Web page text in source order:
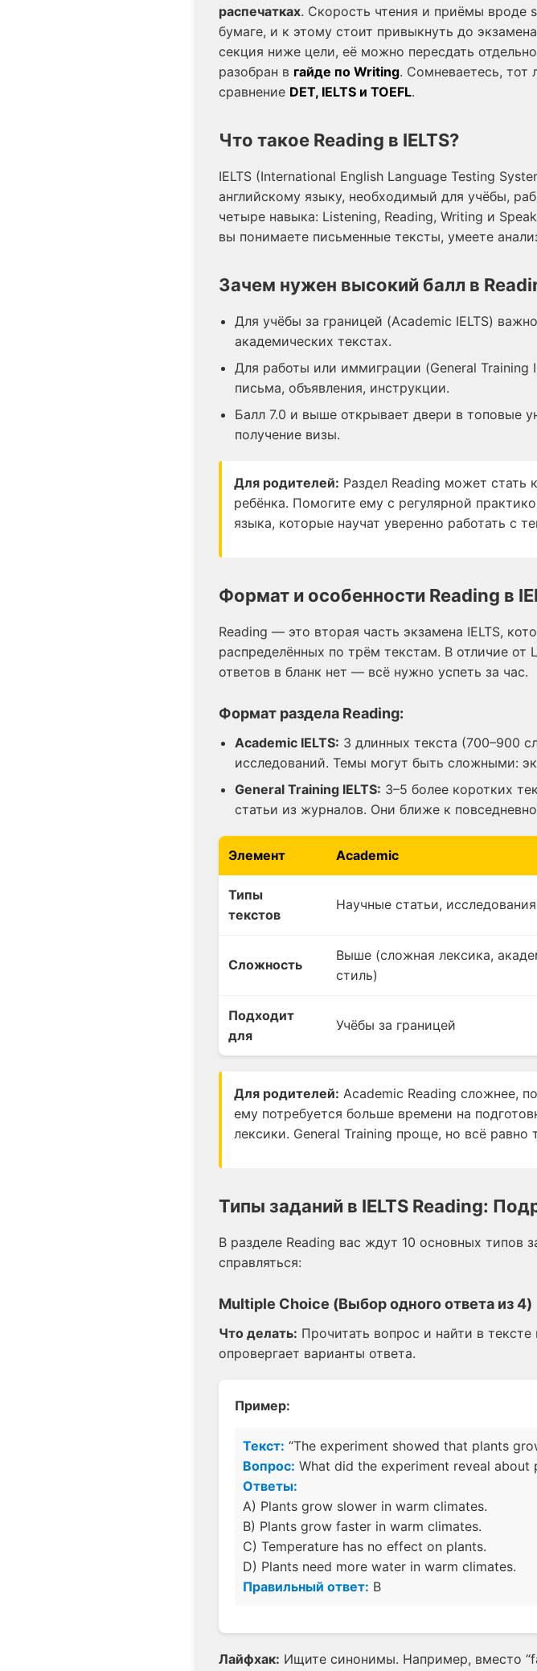
распечатках. Скорость чтения и приёмы вроде
бумаге, и к этому стоит привыкнуть до
секция ниже цели, её можно пересдать
разобран в гайде по Writing. Сомневаетесь, тот
сравнение DET, IELTS и TOEFL.
Что такое Reading в IELTS?
IELTS (International English Language Testing
английскому языку, необходимый для учёбы,
четыре навыка: Listening, Reading, Writing и
вы понимаете письменные тексты, умеете
Зачем нужен высокий балл в
Для учёбы за границей (Academic IELTS)
академических текстах.
Для работы или иммиграции (General Training
письма, объявления, инструкции.
Балл 7.0 и выше открывает двери в топовые
получение визы.
Для родителей: Раздел Reading может
ребёнка. Помогите ему с регулярной
языка, которые научат уверенно работать с
Формат и особенности Reading в
Reading — это вторая часть экзамена IELTS,
распределённых по трём текстам. В отличие от
ответов в бланк нет — всё нужно успеть за час.
Формат раздела Reading:
Academic IELTS: 3 длинных текста (700–900
исследований. Темы могут быть сложными:
General Training IELTS: 3–5 более коротких
статьи из журналов. Они ближе к
Элемент Academic
Типы
текстов
Научные статьи, исследования
Сложность
Выше (сложная лексика,
стиль)
Подходит
для
Учёбы за границей
Для родителей: Academic Reading сложнее,
ему потребуется больше времени на
лексики. General Training проще, но всё
Типы заданий в IELTS Reading:
В разделе Reading вас ждут 10 основных типов
справляться:
Multiple Choice (Выбор одного ответа из 4)
Что делать: Прочитать вопрос и найти в
опровергает варианты ответа.
Пример:
Текст: “The experiment showed that plants
Вопрос: What did the experiment reveal about
Ответы:
A) Plants grow slower in warm climates.
B) Plants grow faster in warm climates.
C) Temperature has no effect on plants.
D) Plants need more water in warm climates.
Правильный ответ: B
Лайфхак: Ищите синонимы. Например, вместо